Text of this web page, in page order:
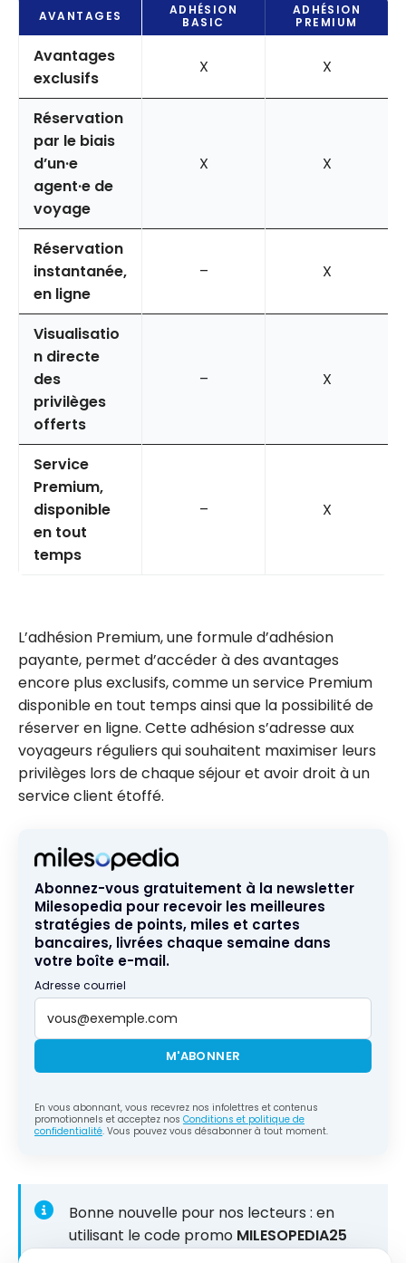
AVANTAGES
ADHÉSION
BASIC
ADHÉSION
PREMIUM
Avantages
exclusifs
X X
Réservation
par le biais
d’un·e
agent·e de
voyage
X X
Réservation
instantanée,
en ligne
– X
Visualisatio
n directe
des
privilèges
offerts
– X
Service
Premium,
disponible
en tout
temps
– X
L’adhésion Premium, une formule d’adhésion
payante, permet d’accéder à des avantages
encore plus exclusifs, comme un service Premium
disponible en tout temps ainsi que la possibilité de
réserver en ligne. Cette adhésion s’adresse aux
voyageurs réguliers qui souhaitent maximiser leurs
privilèges lors de chaque séjour et avoir droit à un
service client étoffé.
Abonnez-vous gratuitement à la newsletter
Milesopedia pour recevoir les meilleures
stratégies de points, miles et cartes
bancaires, livrées chaque semaine dans
votre boîte e-mail.
Adresse courriel
M'ABONNER
En vous abonnant, vous recevrez nos infolettres et contenus
promotionnels et acceptez nos Conditions et politique de
confidentialité. Vous pouvez vous désabonner à tout moment.
Bonne nouvelle pour nos lecteurs : en
utilisant le code promo MILESOPEDIA25